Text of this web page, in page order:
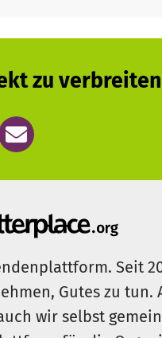
zu verbreiten
Seit
Gutes zu tun.
wir selbst